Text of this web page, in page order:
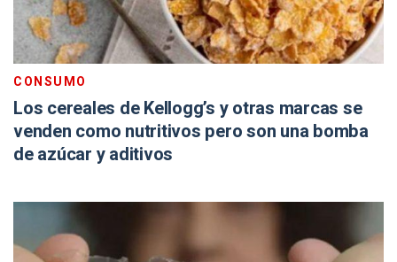
CONSUMO
Los cereales de Kellogg’s y otras marcas se
venden como nutritivos pero son una bomba
de azúcar y aditivos